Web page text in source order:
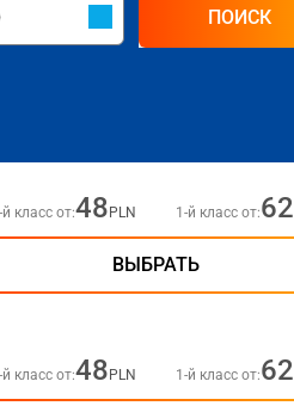
ПОИСК
й класс от:48 PLN 1-й класс от:62
ВЫБРАТЬ
й класс от:48 PLN 1-й класс от:62